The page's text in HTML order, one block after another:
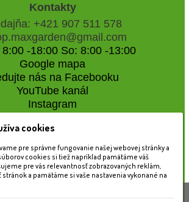
Kontakty
+421 907 511 578
8:00 -18:00 So: 8:00 -13:00
Google mapa
nás na Facebooku
YouTube kanál
Instagram
záhradné centrum
súbory cookies, ktoré nám
cookies
pre správne fungovanie našej webovej stránky a
cookies si tiež napríklad pamätáme váš
pre vás relevantnosť zobrazovaných reklám,
a pamätáme si vaše nastavenia vykonané na